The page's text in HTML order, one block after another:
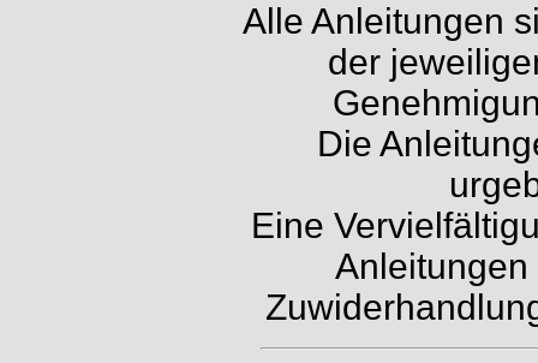
Alle Anleitungen
der
Die
Eine
Anleitungen